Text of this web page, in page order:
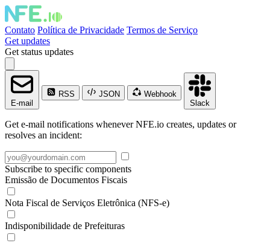
Contato Política de Privacidade Termos de Serviço
Get updates
Get status updates
E-mail
RSS JSON
Webhook
Slack
Get e-mail notifications whenever NFE.io creates, updates or
resolves an incident:
Subscribe to specific components
Emissão de Documentos Fiscais
Nota Fiscal de Serviços Eletrônica (NFS-e)
Indisponibilidade de Prefeituras